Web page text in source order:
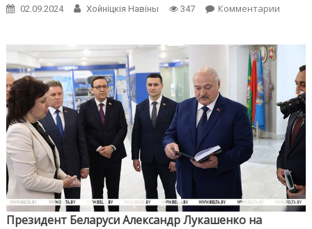
02.09.2024 Хойнiцкiя Навiны 347 Комментарииon
икона».
почему
так
к
Президент Беларуси Александр Лукашенко на